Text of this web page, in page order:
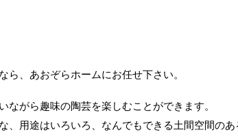
、あおぞらホームにお任せ下さい。
がら趣味の陶芸を楽しむことができます。
、用途はいろいろ、なんでもできる土間空間のあ